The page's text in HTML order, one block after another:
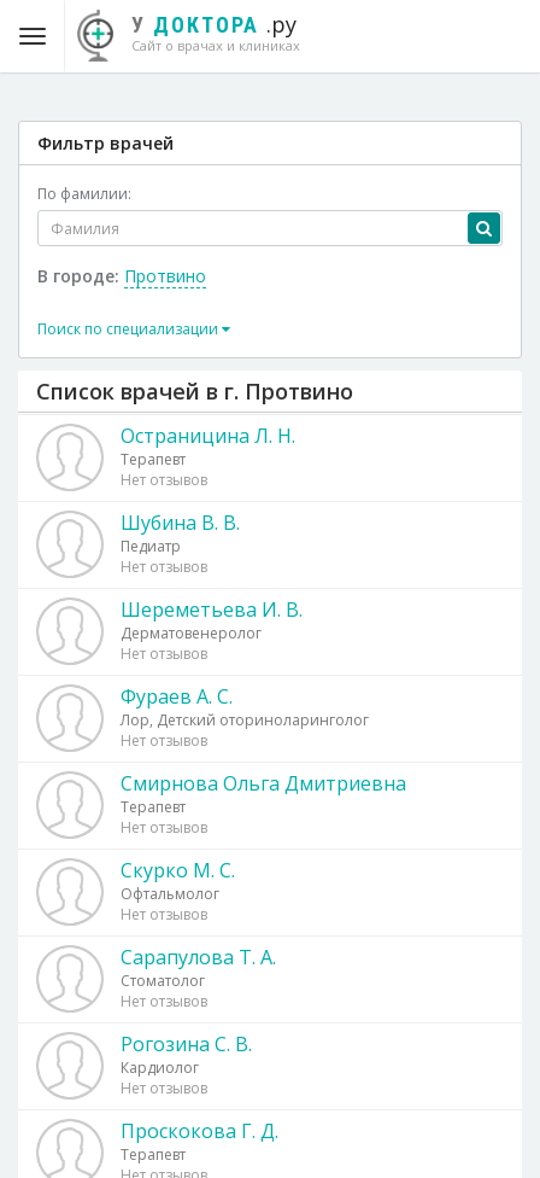
У ДОКТОРА .ру
Сайт о врачах и клиниках
Фильтр врачей
По фамилии:
В городе: Протвино
Поиск по специализации
Список врачей в г. Протвино
Остраницина Л. Н.
Терапевт
Нет отзывов
Шубина В. В.
Педиатр
Нет отзывов
Шереметьева И. В.
Дерматовенеролог
Нет отзывов
Фураев А. С.
Лор, Детский оториноларинголог
Нет отзывов
Смирнова Ольга Дмитриевна
Терапевт
Нет отзывов
Скурко М. С.
Офтальмолог
Нет отзывов
Сарапулова Т. А.
Стоматолог
Нет отзывов
Рогозина С. В.
Кардиолог
Нет отзывов
Проскокова Г. Д.
Терапевт